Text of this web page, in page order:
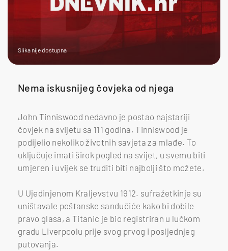
Slika nije dostupna
Nema iskusnijeg čovjeka od njega
John Tinniswood nedavno je postao najstariji
čovjek na svijetu sa 111 godina. Tinniswood je
podijelio nekoliko životnih savjeta za mlađe. To
uključuje imati širok pogled na svijet, u svemu biti
umjeren i uvijek se truditi biti najbolji što možete.
U Ujedinjenom Kraljevstvu 1912. sufražetkinje su
uništavale poštanske sandučiće kako bi dobile
pravo glasa, a Titanic je bio registriran u lučkom
gradu Liverpoolu prije svog prvog i posljednjeg
putovanja.